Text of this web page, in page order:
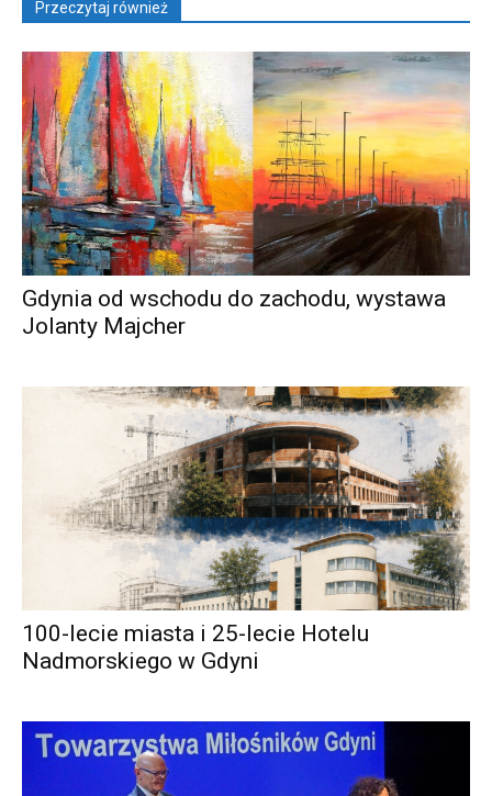
Przeczytaj również
Gdynia od wschodu do zachodu, wystawa
Jolanty Majcher
100-lecie miasta i 25-lecie Hotelu
Nadmorskiego w Gdyni